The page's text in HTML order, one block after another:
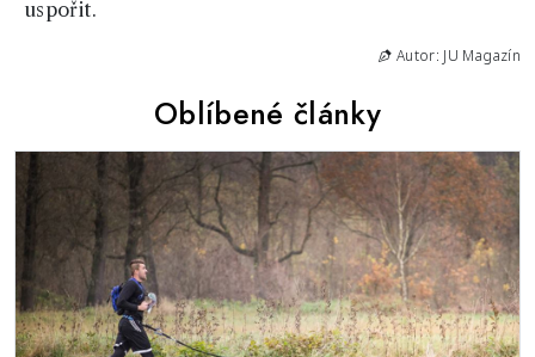
uspořit.
Autor: JU Magazín
Oblíbené články